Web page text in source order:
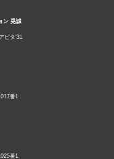
ン 晃誠
ビタ’31
番1
番1